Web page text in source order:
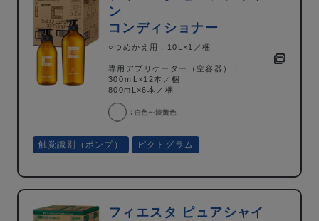
ン
コンディショナー
○つめかえ用：10L×1／梱
専用アプリケーター（空容器）：
300ｍL×12本／梱
800mL×6本／梱
触覚識別（ポンプ） ピクトグラム
フィエスタ ピュアシャイ